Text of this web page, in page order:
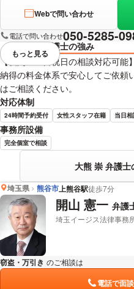
Webで問い合わせ
電話で問い合わせ050-5285-
弁護士の強み
【夜間・土日祝日の相談対応可能
納得の料金体系で安心してご依頼
はご相談ください。
対応体制
24時間予約受付 女性スタッフ在籍 当日
事務所設備
完全個室で相談
大熊 崇 弁護
視覚的に省略されている要素を
もっと見る
埼玉県 熊谷市上熊谷駅徒歩7分
開山 憲一 弁護
埼玉イージス法律事務
窃盗・万引き のご相談は
電話で面